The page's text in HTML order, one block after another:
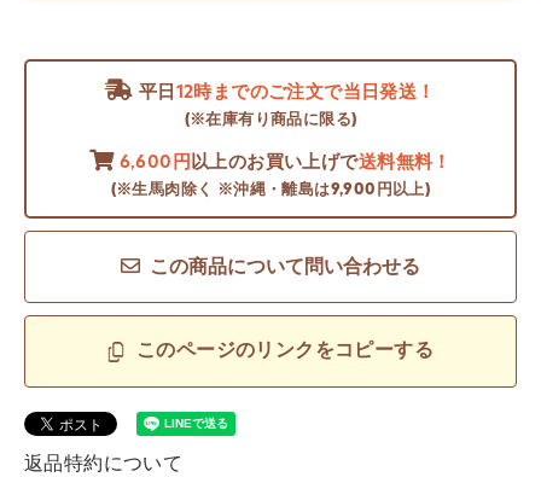
平日 12時までのご注文で当日発送！
(※在庫有り商品に限る)
6,600円 以上のお買い上げで送料無料！
(※生馬肉除く ※沖縄・離島は9,900円以上)
この商品について問い合わせる
このページのリンクをコピーする
返品特約について